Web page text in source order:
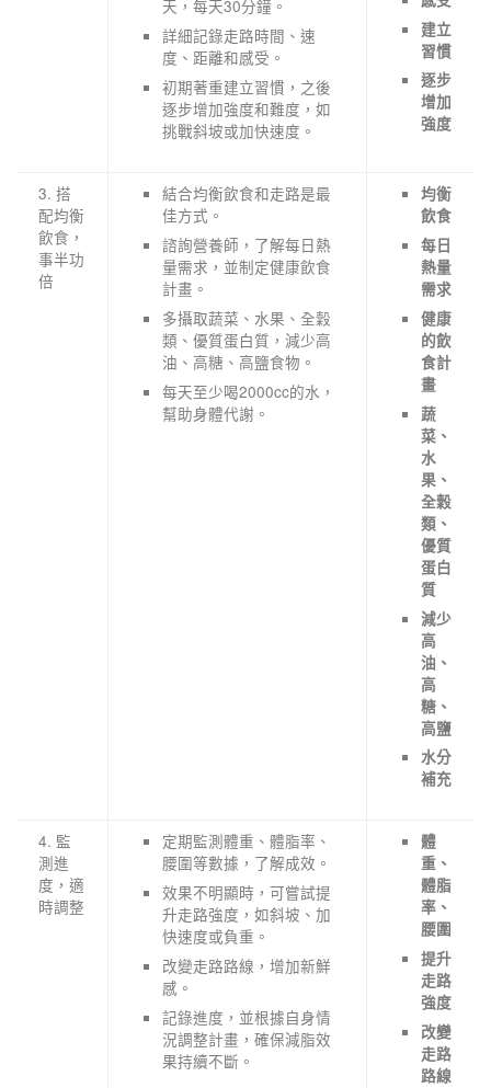
天，每天30分鐘。
詳細記錄走路時間、速
度、距離和感受。
初期著重建立習慣，之後
逐步增加強度和難度，如
挑戰斜坡或加快速度。
建立
習慣
逐步
增加
強度
3. 搭
配均衡
飲食，
事半功
倍
結合均衡飲食和走路是最
佳方式。
諮詢營養師，了解每日熱
量需求，並制定健康飲食
計畫。
多攝取蔬菜、水果、全穀
類、優質蛋白質，減少高
油、高糖、高鹽食物。
每天至少喝2000cc的水，
幫助身體代謝。
均衡
飲食
每日
熱量
需求
健康
的飲
食計
畫
蔬
菜、
水
果、
全穀
類、
優質
蛋白
質
減少
高
油、
高
糖、
高鹽
水分
補充
4. 監
測進
度，適
時調整
定期監測體重、體脂率、
腰圍等數據，了解成效。
效果不明顯時，可嘗試提
升走路強度，如斜坡、加
快速度或負重。
改變走路路線，增加新鮮
感。
記錄進度，並根據自身情
況調整計畫，確保減脂效
果持續不斷。
體
重、
體脂
率、
腰圍
提升
走路
強度
改變
走路
路線